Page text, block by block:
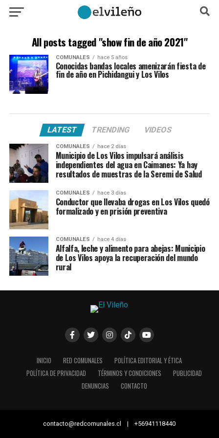
All posts tagged "show fin de año 2021"
COMUNALES hace 5 años
Conocidas bandas locales amenizarán fiesta de
fin de año en Pichidangui y Los Vilos
LATEST TRENDING VIDEOS
COMUNALES hace 2 días
Municipio de Los Vilos impulsará análisis
independientes del agua en Caimanes: Ya hay
resultados de muestras de la Seremi de Salud
COMUNALES hace 3 días
Conductor que llevaba drogas en Los Vilos quedó
formalizado y en prisión preventiva
COMUNALES hace 4 días
Alfalfa, leche y alimento para abejas: Municipio
de Los Vilos apoya la recuperación del mundo
rural
INICIO RED COMUNALES
POLÍTICA EDITORIAL Y ÉTICA
POLÍTICA DE PRIVACIDAD
TÉRMINOS Y CONDICIONES
PUBLICIDAD
DENUNCIAS
CONTACTO
contacto@redcomunales.cl | +56941118440